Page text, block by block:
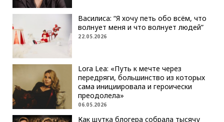
Василиса: “Я хочу петь обо всём, что
волнует меня и что волнует людей”
22.05.2026
Lora Lea: «Путь к мечте через
передряги, большинство из которых
сама инициировала и героически
преодолела»
06.05.2026
Как шутка блогера собрала тысячу